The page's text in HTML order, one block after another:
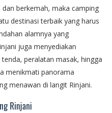
berkemah, maka camping
destinasi terbaik yang harus
alamnya yang
juga menyediakan
peralatan masak, hingga
menikmati panorama
menawan di langit Rinjani.
Rinjani